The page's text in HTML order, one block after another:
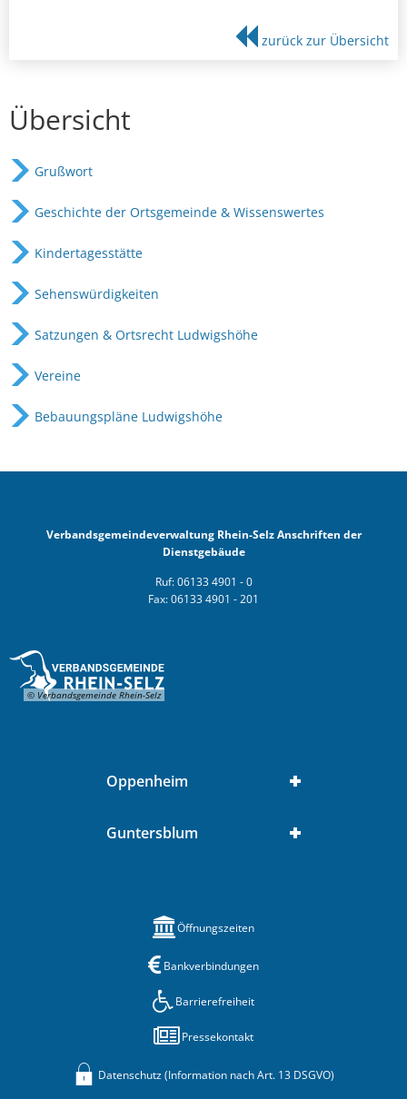
zurück zur Übersicht
Übersicht
Grußwort
Geschichte der Ortsgemeinde & Wissenswertes
Kindertagesstätte
Sehenswürdigkeiten
Satzungen & Ortsrecht Ludwigshöhe
Vereine
Bebauungspläne Ludwigshöhe
Verbandsgemeindeverwaltung Rhein-Selz Anschriften der
Dienstgebäude
Ruf: 06133 4901 - 0
Fax: 06133 4901 - 201
© Verbandsgemeinde Rhein-Selz
Oppenheim
Guntersblum
Öffnungszeiten
Bankverbindungen
Barrierefreiheit
Pressekontakt
Datenschutz (Information nach Art. 13 DSGVO)